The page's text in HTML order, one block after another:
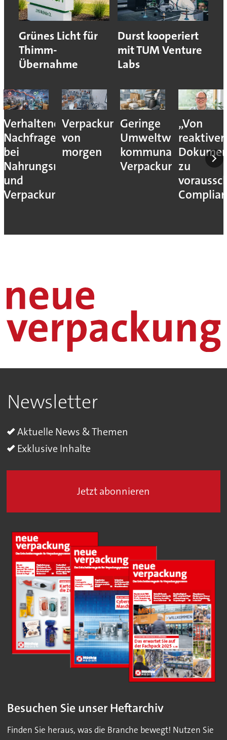
Grünes Licht für
Thimm-
Übernahme
Durst kooperiert
mit TUM Venture
Labs
Verhaltene
Nachfrage
bei
Nahrungsmittel-
und
Verpackungsmaschinen
Verpackungslogistik
von
morgen
Geringe
Umweltwirkung
kommunaler
Verpackungssteuern
„Von
reaktiver
zu
Newsletter
Aktuelle News & Themen
Exklusive Inhalte
Jetzt abonnieren
Besuchen Sie unser Heftarchiv
Finden Sie heraus, was die Branche bewegt! Nutzen Sie